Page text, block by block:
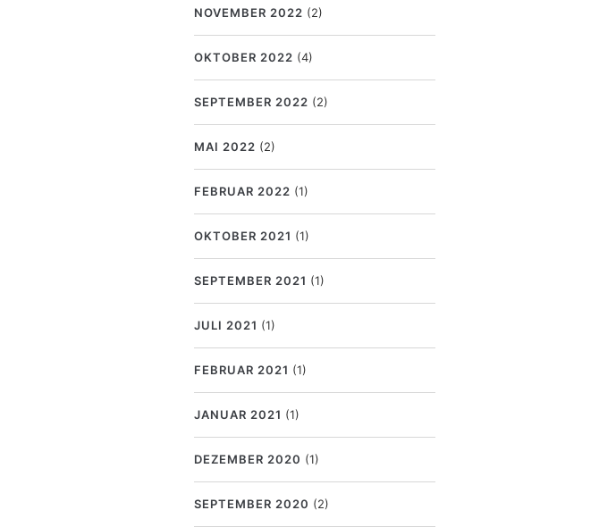
NOVEMBER 2022 (2)
OKTOBER 2022 (4)
SEPTEMBER 2022 (2)
MAI 2022 (2)
FEBRUAR 2022 (1)
OKTOBER 2021 (1)
SEPTEMBER 2021 (1)
JULI 2021 (1)
FEBRUAR 2021 (1)
JANUAR 2021 (1)
DEZEMBER 2020 (1)
SEPTEMBER 2020 (2)